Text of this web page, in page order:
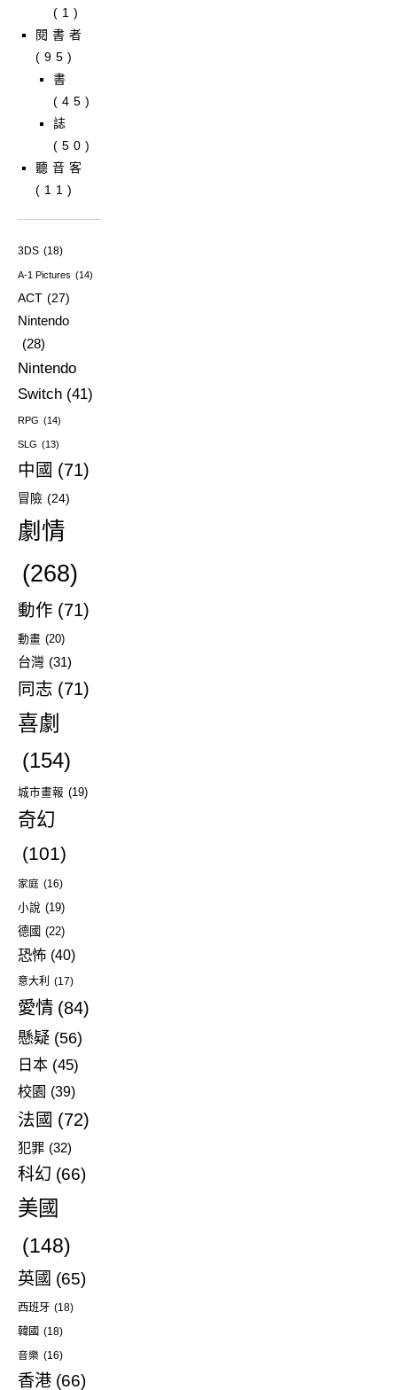
(1)
閱書者
(95)
書
(45)
誌
(50)
聽音客
(11)
3DS (18)
A-1 Pictures (14)
ACT (27)
Nintendo
(28)
Nintendo
Switch (41)
RPG (14)
SLG (13)
中國 (71)
冒險 (24)
劇情
(268)
動作 (71)
動畫 (20)
台灣 (31)
同志 (71)
喜劇
(154)
城市畫報 (19)
奇幻
(101)
家庭 (16)
小說 (19)
德國 (22)
恐怖 (40)
意大利 (17)
愛情 (84)
懸疑 (56)
日本 (45)
校園 (39)
法國 (72)
犯罪 (32)
科幻 (66)
美國
(148)
英國 (65)
西班牙 (18)
韓國 (18)
音樂 (16)
香港 (66)